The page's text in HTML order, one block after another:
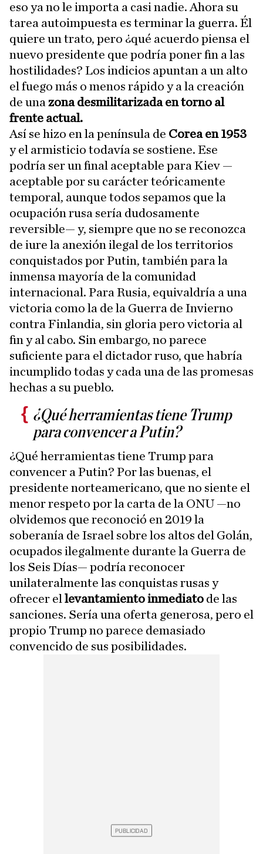
eso ya no le importa a casi nadie. Ahora su
tarea autoimpuesta es terminar la guerra. Él
quiere un trato, pero ¿qué acuerdo piensa el
nuevo presidente que podría poner fin a las
hostilidades? Los indicios apuntan a un alto
el fuego más o menos rápido y a la creación
de una zona desmilitarizada en torno al
frente actual.
Así se hizo en la península de Corea en 1953
y el armisticio todavía se sostiene. Ese
podría ser un final aceptable para Kiev —
aceptable por su carácter teóricamente
temporal, aunque todos sepamos que la
ocupación rusa sería dudosamente
reversible— y, siempre que no se reconozca
de iure la anexión ilegal de los territorios
conquistados por Putin, también para la
inmensa mayoría de la comunidad
internacional. Para Rusia, equivaldría a una
victoria como la de la Guerra de Invierno
contra Finlandia, sin gloria pero victoria al
fin y al cabo. Sin embargo, no parece
suficiente para el dictador ruso, que habría
incumplido todas y cada una de las promesas
hechas a su pueblo.
¿Qué herramientas tiene Trump
para convencer a Putin?
¿Qué herramientas tiene Trump para
convencer a Putin? Por las buenas, el
presidente norteamericano, que no siente el
menor respeto por la carta de la ONU —no
olvidemos que reconoció en 2019 la
soberanía de Israel sobre los altos del Golán,
ocupados ilegalmente durante la Guerra de
los Seis Días— podría reconocer
unilateralmente las conquistas rusas y
ofrecer el levantamiento inmediato de las
sanciones. Sería una oferta generosa, pero el
propio Trump no parece demasiado
convencido de sus posibilidades.